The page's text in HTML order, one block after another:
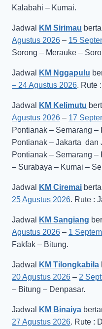
Kalabahi – Kumai.
Jadwal KM Sirimau
Agustus 2026 – 15
Sorong – Merauke –
Jadwal KM Nggapulu
– 24 Agustus 2026. Rute
Jadwal KM Kelimutu
Agustus 2026 – 17
Pontianak – Semarang –
Pontianak – Jakarta dan
Pontianak – Semarang
– Surabaya – Kumai –
Jadwal KM Ciremai
25 Agustus 2026. Rute :
Jadwal KM Sangiang
Agustus 2026 – 1
Fakfak – Bitung.
Jadwal KM Tilongkabila
20 Agustus 2026 – 2
– Bitung – Denpasar.
Jadwal KM Binaiya
27 Agustus 2026. Rute :